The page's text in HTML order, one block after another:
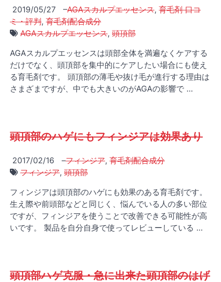
2019/05/27 –AGAスカルプエッセンス, 育毛剤 口コ
ミ・評判, 育毛剤配合成分
AGAスカルプエッセンス, 頭頂部
AGAスカルプエッセンスは頭部全体を満遍なくケアする
だけでなく、頭頂部を集中的にケアしたい場合にも使え
る育毛剤です。 頭頂部の薄毛や抜け毛が進行する理由は
さまざまですが、中でも大きいのがAGAの影響で …
頭頂部のハゲにもフィンジアは効果あり
2017/02/16 –フィンジア, 育毛剤配合成分
フィンジア, 頭頂部
フィンジアは頭頂部のハゲにも効果のある育毛剤です。
生え際や前頭部などと同じく、悩んでいる人の多い部位
ですが、フィンジアを使うことで改善できる可能性が高
いです。 製品を自分自身で使ってレビューしている …
頭頂部ハゲ克服・急に出来た頭頂部のはげ